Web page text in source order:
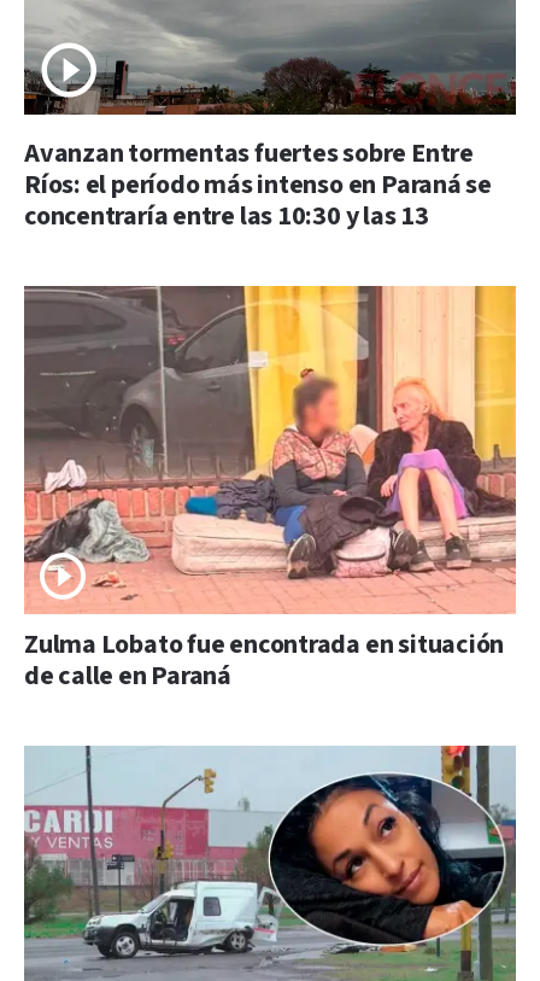
Avanzan tormentas fuertes sobre Entre
Ríos: el período más intenso en Paraná se
concentraría entre las 10:30 y las 13
Zulma Lobato fue encontrada en situación
de calle en Paraná